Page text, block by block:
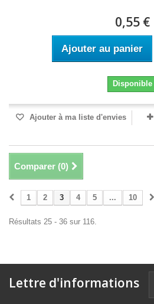
0,55 €
Ajouter au panier
Disponible
Ajouter à ma liste d'envies
Comparer (0)
1 2 3 4 5 ... 10
Résultats 25 - 36 sur 116.
Lettre d'informations